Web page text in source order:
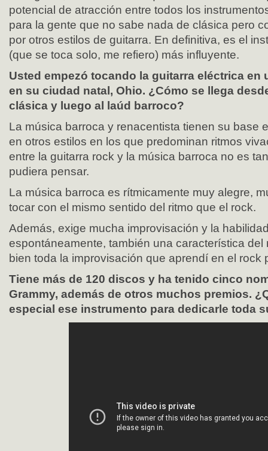
potencial de atracción entre todos los
para la gente que no sabe nada de clásica pero
por otros estilos de guitarra. En definitiva, es el
(que se toca solo, me refiero) más influyente.
Usted empezó tocando la guitarra eléctrica en
en su ciudad natal, Ohio. ¿Cómo se llega
clásica y luego al laúd barroco?
La música barroca y renacentista tienen su base
en otros estilos en los que predominan ritmos
entre la guitarra rock y la música barroca no es
pudiera pensar.
La música barroca es rítmicamente muy alegre,
tocar con el mismo sentido del ritmo que el rock.
Además, exige mucha improvisación y la
espontáneamente, también una característica del
bien toda la improvisación que aprendí en el rock
Tiene más de 120 discos y ha tenido cinco
Grammy, además de otros muchos premios.
especial ese instrumento para dedicarle toda